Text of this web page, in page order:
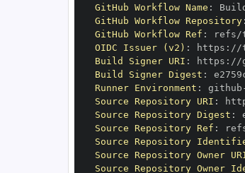
GitHub Workflow Name :
GitHub Workflow Repository:
GitHub Workflow Ref :
OIDC Issuer (v2) : https :
Build Signer URI : https : //
Build Signer Digest :
Runner Environment : github
Source Repository URI :
Source Repository Digest :
Source Repository Ref :
Source Repository
Source Repository Owner
Source Repository Owner